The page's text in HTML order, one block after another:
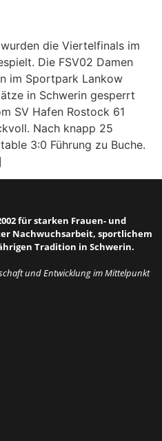
die Viertelfinals im
Die FSV02 Damen
im Sportpark Lankow
in Schwerin gesperrt
SV Hafen Rostock 61
Nach knapp 25
3:0 Führung zu Buche.
für starken Frauen- und
Nachwuchsarbeit, sportlichem
Tradition in Schwerin.
und Entwicklung im Mittelpunkt